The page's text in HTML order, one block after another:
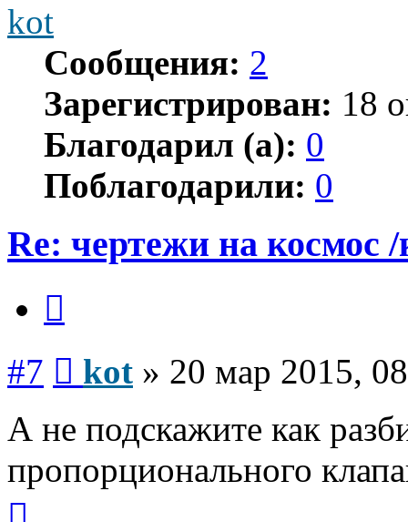
kot
Сообщения: 2
Зарегистрирован: 18
Благодарил (а): 0
Поблагодарили: 0
Re: чертежи на космос
#7 kot » 20 мар 2015,
А не подскажите как
пропорционального